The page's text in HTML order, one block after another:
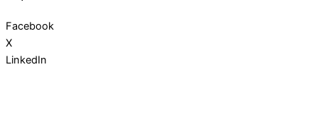
Facebook
X
LinkedIn